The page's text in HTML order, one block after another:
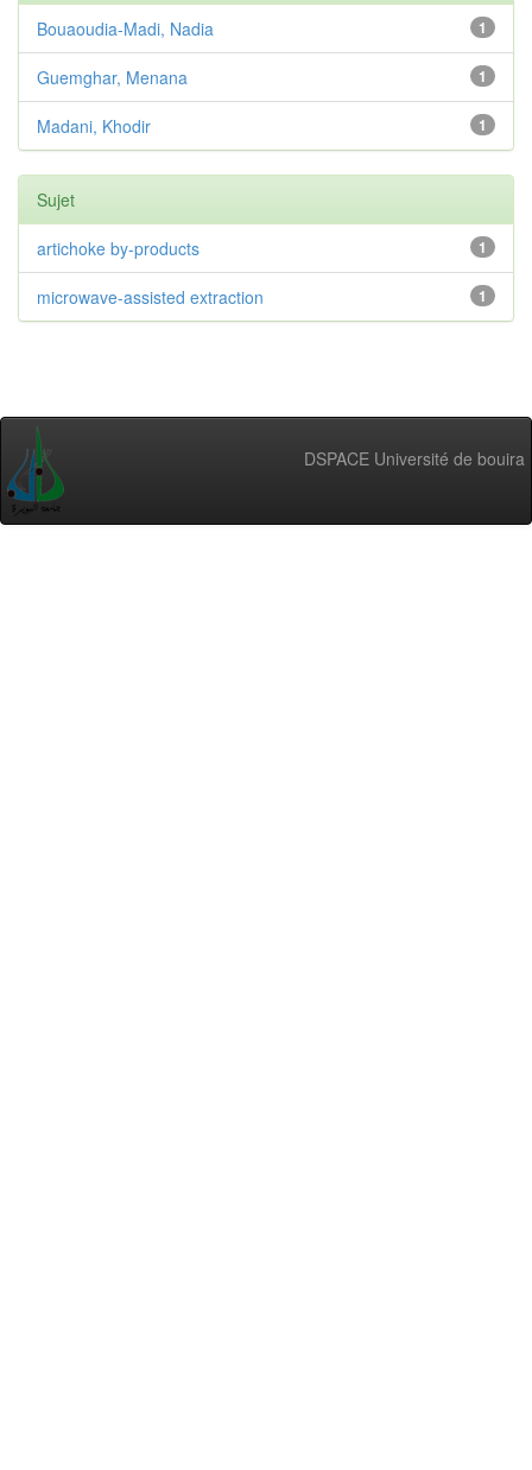
1
Bouaoudia-Madi, Nadia
1
Guemghar, Menana
1
Madani, Khodir
Sujet
1
artichoke by-products
1
microwave-assisted extraction
DSPACE Université de bouira